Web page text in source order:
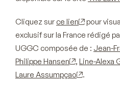
Cliquez sur ce lien
pour
exclusif sur la France rédigé
UGGC composée de : Jean-
Philippe Hansen
, Line-Alexa
Laure Assumpçao
.